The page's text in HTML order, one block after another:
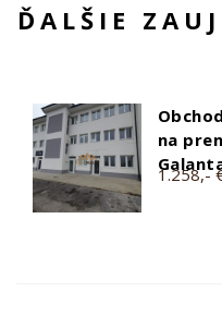
ĎALŠIE
na
1.258,-